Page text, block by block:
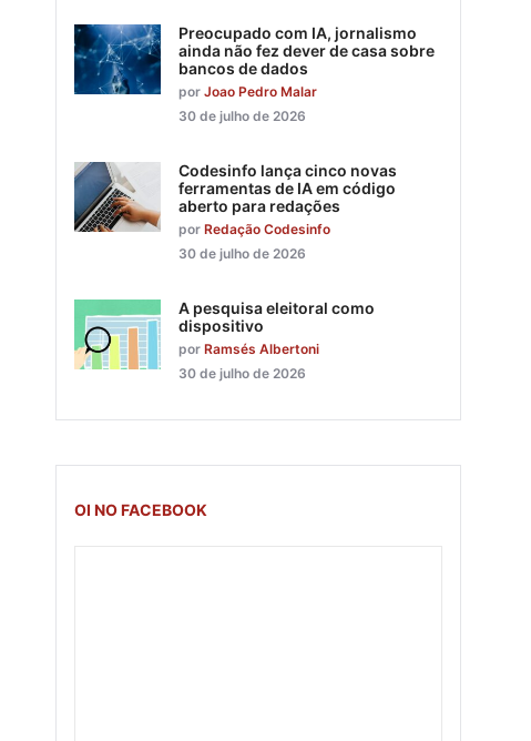
Preocupado com IA, jornalismo
ainda não fez dever de casa sobre
bancos de dados
por Joao Pedro Malar
30 de julho de 2026
Codesinfo lança cinco novas
ferramentas de IA em código
aberto para redações
por Redação Codesinfo
30 de julho de 2026
A pesquisa eleitoral como
dispositivo
por Ramsés Albertoni
30 de julho de 2026
OI NO FACEBOOK